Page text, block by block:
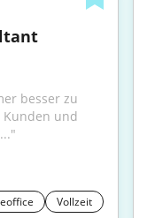
besser zu
und
..."
Vollzeit